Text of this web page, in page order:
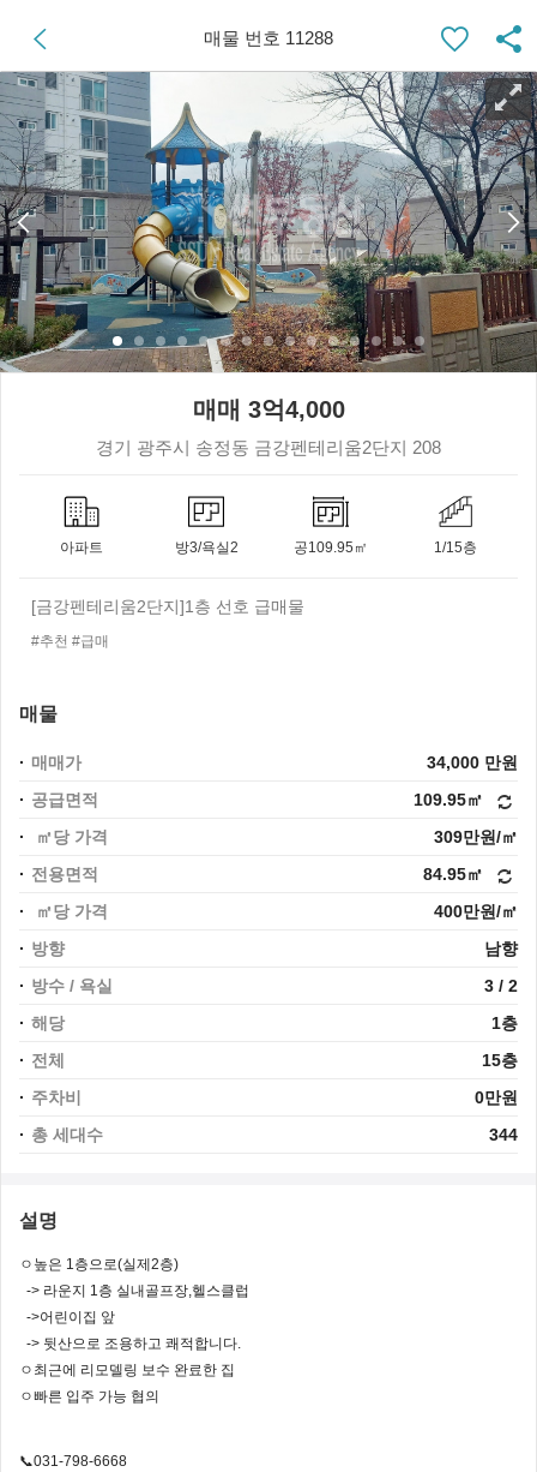
매물 번호 11288
매매 3억4,000
경기 광주시 송정동 금강펜테리움2단지 208
아파트 방3/욕실2 공109.95㎡ 1/15층
[금강펜테리움2단지]1층 선호 급매물
#추천 #급매
매물
매매가
34,000 만원
공급면적
109.95㎡
㎡당 가격
309만원/㎡
전용면적
84.95㎡
㎡당 가격
400만원/㎡
방향
남향
방수 / 욕실
3 / 2
해당
1층
전체
15층
주차비
0만원
총 세대수
344
설명
ㅇ높은 1층으로(실제2층)
-> 라운지 1층 실내골프장,헬스클럽
->어린이집 앞
-> 뒷산으로 조용하고 쾌적합니다.
ㅇ최근에 리모델링 보수 완료한 집
ㅇ빠른 입주 가능 협의
📞031-798-6668